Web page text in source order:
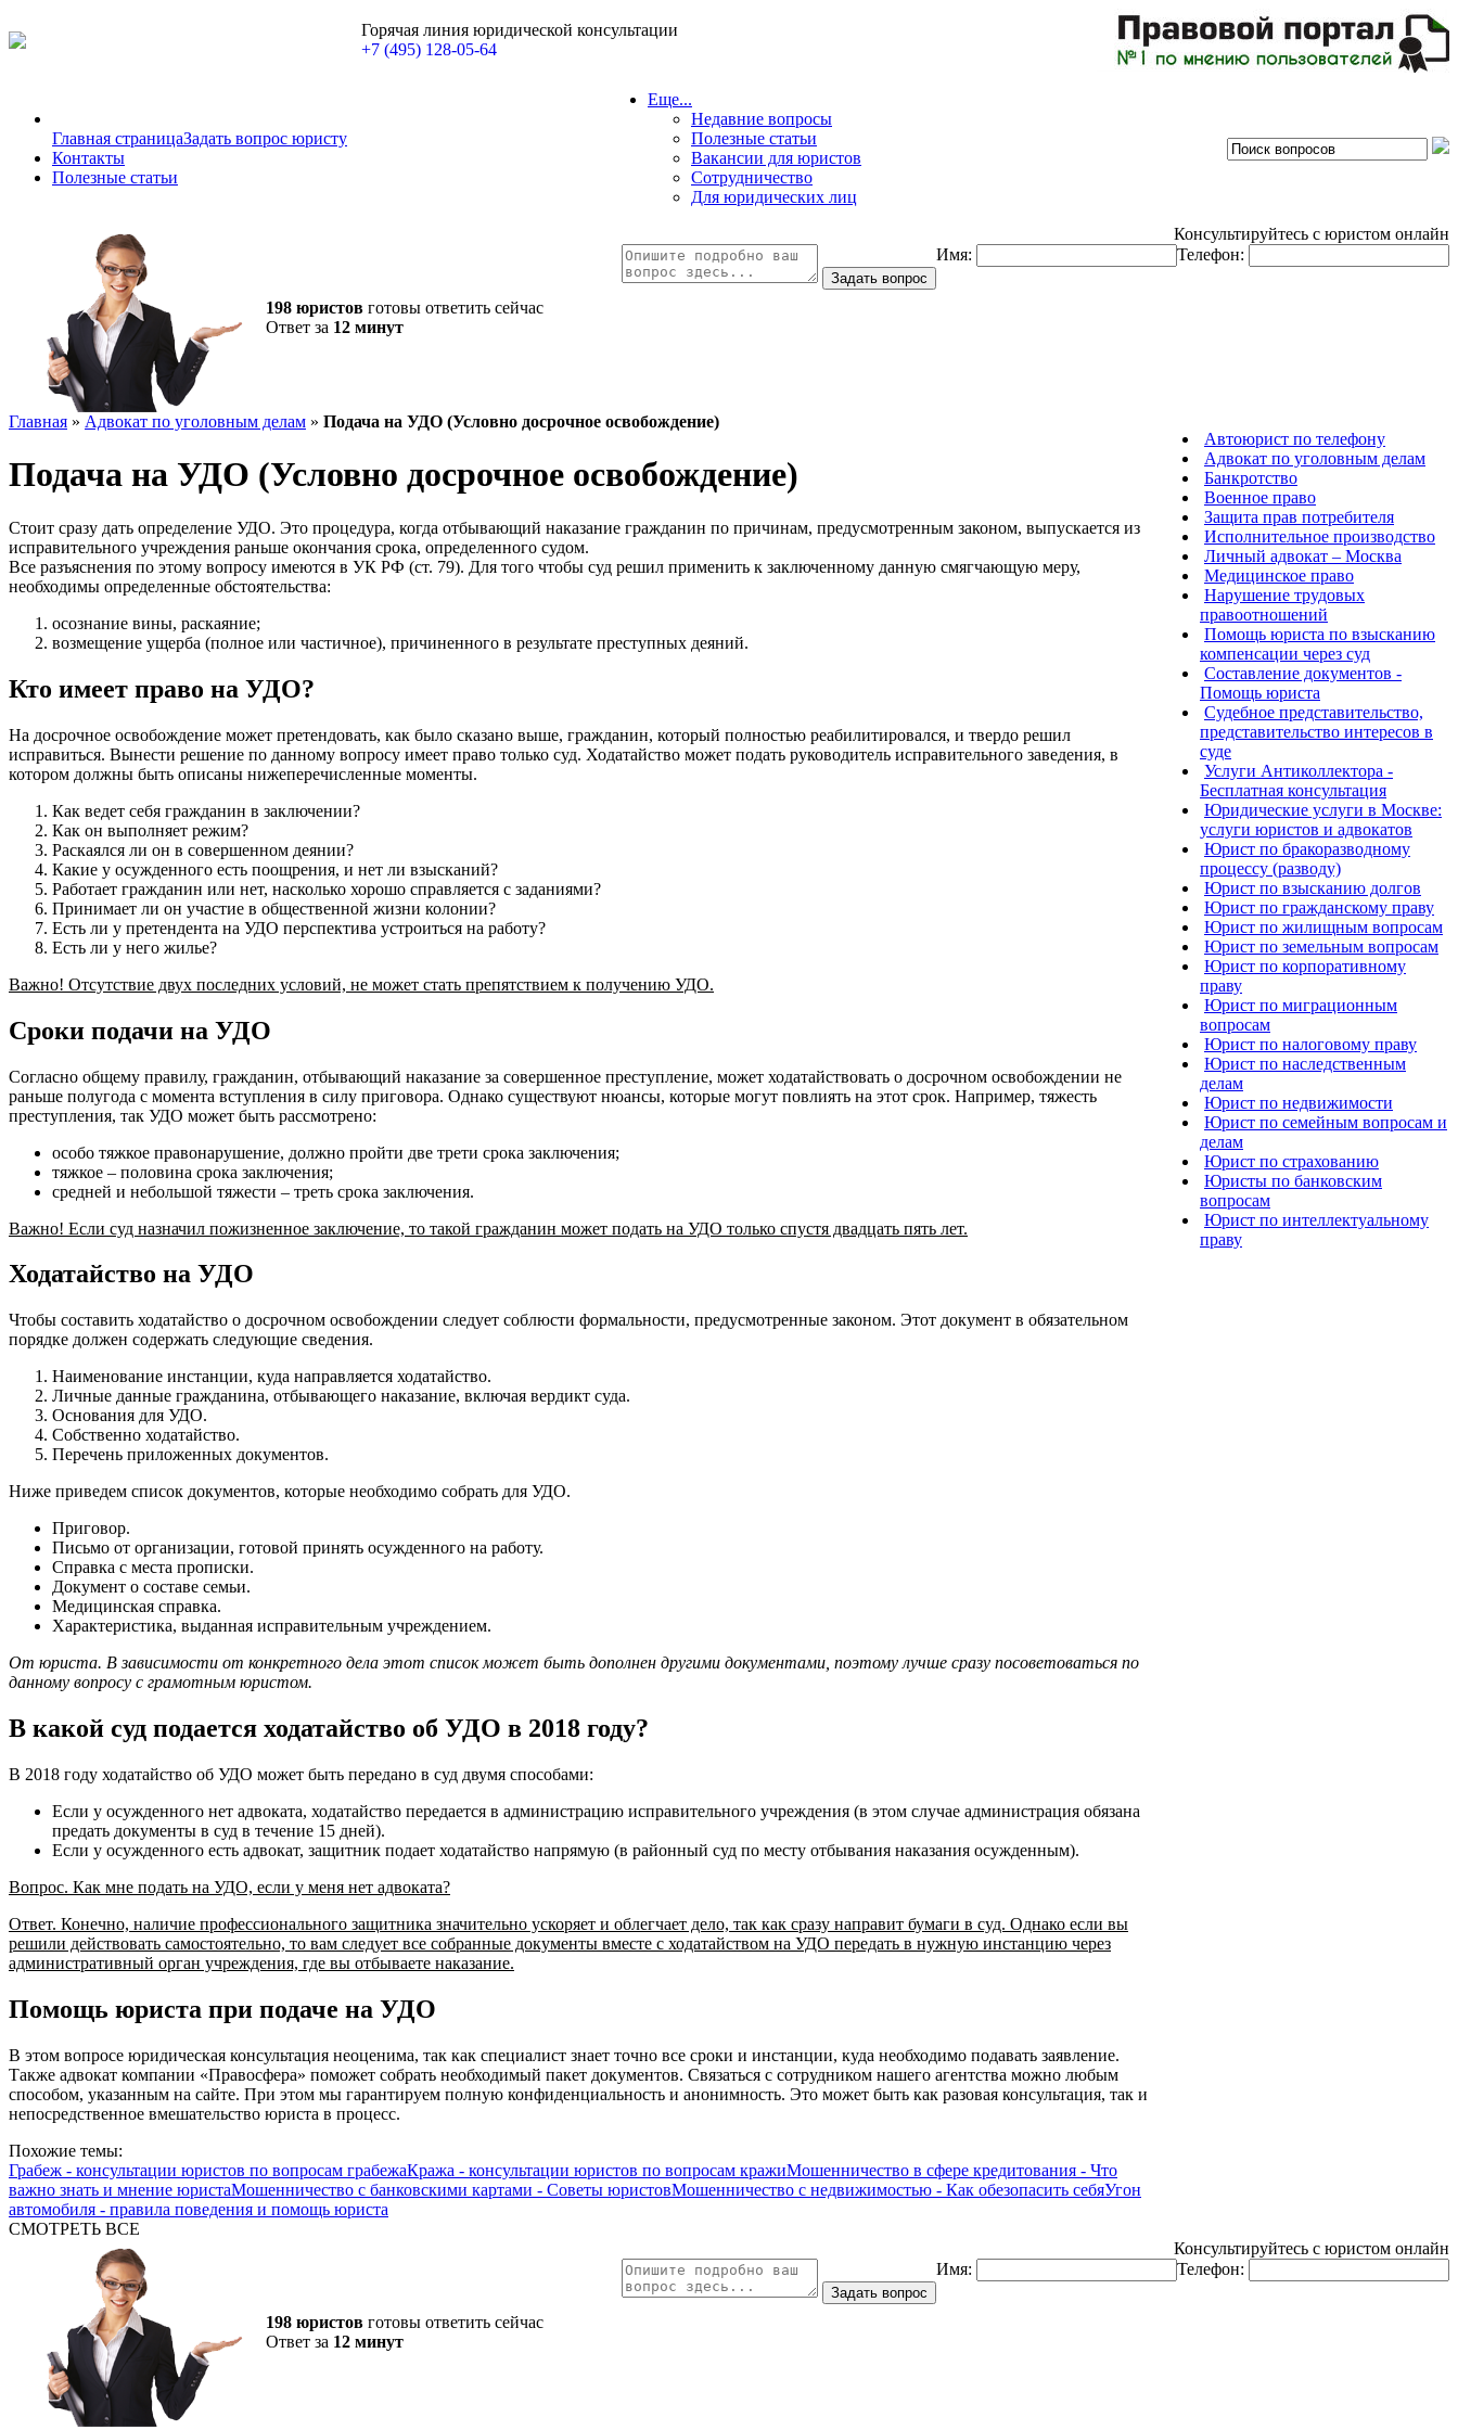
Горячая линия юридической консультации
+7 (495) 128-05-64
Главная страницаЗадать вопрос юристу
Контакты
Полезные статьи
Еще...
Недавние вопросы
Полезные статьи
Вакансии для юристов
Сотрудничество
Для юридических лиц
198 юристов готовы ответить сейчас
Ответ за 12 минут
Консультируйтесь с юристом онлайн
Имя:
Телефон:
Главная » Адвокат по уголовным делам » Подача на УДО (Условно досрочное освобождение)
Подача на УДО (Условно досрочное освобождение)
Стоит сразу дать определение УДО. Это процедура, когда отбывающий наказание гражданин по причинам, предусмотренным законом, выпускается из
исправительного учреждения раньше окончания срока, определенного судом.
Все разъяснения по этому вопросу имеются в УК РФ (ст. 79). Для того чтобы суд решил применить к заключенному данную смягчающую меру,
необходимы определенные обстоятельства:
осознание вины, раскаяние;
возмещение ущерба (полное или частичное), причиненного в результате преступных деяний.
Кто имеет право на УДО?
На досрочное освобождение может претендовать, как было сказано выше, гражданин, который полностью реабилитировался, и твердо решил
исправиться. Вынести решение по данному вопросу имеет право только суд. Ходатайство может подать руководитель исправительного заведения, в
котором должны быть описаны нижеперечисленные моменты.
Как ведет себя гражданин в заключении?
Как он выполняет режим?
Раскаялся ли он в совершенном деянии?
Какие у осужденного есть поощрения, и нет ли взысканий?
Работает гражданин или нет, насколько хорошо справляется с заданиями?
Принимает ли он участие в общественной жизни колонии?
Есть ли у претендента на УДО перспектива устроиться на работу?
Есть ли у него жилье?
Важно! Отсутствие двух последних условий, не может стать препятствием к получению УДО.
Сроки подачи на УДО
Согласно общему правилу, гражданин, отбывающий наказание за совершенное преступление, может ходатайствовать о досрочном освобождении не
раньше полугода с момента вступления в силу приговора. Однако существуют нюансы, которые могут повлиять на этот срок. Например, тяжесть
преступления, так УДО может быть рассмотрено:
особо тяжкое правонарушение, должно пройти две трети срока заключения;
тяжкое – половина срока заключения;
средней и небольшой тяжести – треть срока заключения.
Важно! Если суд назначил пожизненное заключение, то такой гражданин может подать на УДО только спустя двадцать пять лет.
Ходатайство на УДО
Чтобы составить ходатайство о досрочном освобождении следует соблюсти формальности, предусмотренные законом. Этот документ в обязательном
порядке должен содержать следующие сведения.
Наименование инстанции, куда направляется ходатайство.
Личные данные гражданина, отбывающего наказание, включая вердикт суда.
Основания для УДО.
Собственно ходатайство.
Перечень приложенных документов.
Ниже приведем список документов, которые необходимо собрать для УДО.
Приговор.
Письмо от организации, готовой принять осужденного на работу.
Справка с места прописки.
Документ о составе семьи.
Медицинская справка.
Характеристика, выданная исправительным учреждением.
От юриста. В зависимости от конкретного дела этот список может быть дополнен другими документами, поэтому лучше сразу посоветоваться по
данному вопросу с грамотным юристом.
В какой суд подается ходатайство об УДО в 2018 году?
В 2018 году ходатайство об УДО может быть передано в суд двумя способами:
Если у осужденного нет адвоката, ходатайство передается в администрацию исправительного учреждения (в этом случае администрация обязана
предать документы в суд в течение 15 дней).
Если у осужденного есть адвокат, защитник подает ходатайство напрямую (в районный суд по месту отбывания наказания осужденным).
Вопрос. Как мне подать на УДО, если у меня нет адвоката?
Ответ. Конечно, наличие профессионального защитника значительно ускоряет и облегчает дело, так как сразу направит бумаги в суд. Однако если вы
решили действовать самостоятельно, то вам следует все собранные документы вместе с ходатайством на УДО передать в нужную инстанцию через
административный орган учреждения, где вы отбываете наказание.
Помощь юриста при подаче на УДО
В этом вопросе юридическая консультация неоценима, так как специалист знает точно все сроки и инстанции, куда необходимо подавать заявление.
Также адвокат компании «Правосфера» поможет собрать необходимый пакет документов. Связаться с сотрудником нашего агентства можно любым
способом, указанным на сайте. При этом мы гарантируем полную конфиденциальность и анонимность. Это может быть как разовая консультация, так и
непосредственное вмешательство юриста в процесс.
Похожие темы:
Грабеж - консультации юристов по вопросам грабежаКража - консультации юристов по вопросам кражиМошенничество в сфере кредитования - Что
важно знать и мнение юристаМошенничество с банковскими картами - Советы юристовМошенничество с недвижимостью - Как обезопасить себяУгон
автомобиля - правила поведения и помощь юриста
СМОТРЕТЬ ВСЕ
Автоюрист по телефону
Адвокат по уголовным делам
Банкротство
Военное право
Защита прав потребителя
Исполнительное производство
Личный адвокат – Москва
Медицинское право
Нарушение трудовых
правоотношений
Помощь юриста по взысканию
компенсации через суд
Составление документов -
Помощь юриста
Судебное представительство,
представительство интересов в
суде
Услуги Антиколлектора -
Бесплатная консультация
Юридические услуги в Москве:
услуги юристов и адвокатов
Юрист по бракоразводному
процессу (разводу)
Юрист по взысканию долгов
Юрист по гражданскому праву
Юрист по жилищным вопросам
Юрист по земельным вопросам
Юрист по корпоративному
праву
Юрист по миграционным
вопросам
Юрист по налоговому праву
Юрист по наследственным
делам
Юрист по недвижимости
Юрист по семейным вопросам и
делам
Юрист по страхованию
Юристы по банковским
вопросам
Юрист по интеллектуальному
праву
198 юристов готовы ответить сейчас
Ответ за 12 минут
Консультируйтесь с юристом онлайн
Имя:
Телефон: